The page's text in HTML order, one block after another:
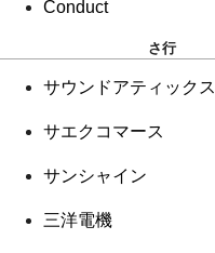
Conduct
さ行
サウンドアティックス
サエクコマース
サンシャイン
三洋電機